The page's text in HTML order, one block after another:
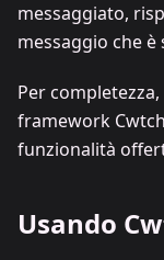
messaggiato,
messaggio che
Per
framework
funzionalità
Usando